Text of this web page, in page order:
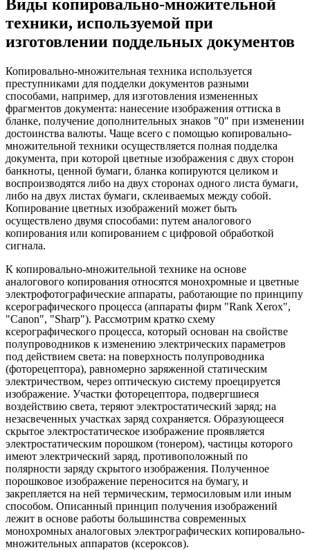
Виды копировально-множительной
техники, используемой при
изготовлении поддельных документов
Копировально-множительная техника используется
преступниками для подделки документов разными
способами, например, для изготовления измененных
фрагментов документа: нанесение изображения оттиска в
бланке, получение дополнительных знаков "0" при изменении
достоинства валюты. Чаще всего с помощью копировально-
множительной техники осуществляется полная подделка
документа, при которой цветные изображения с двух сторон
банкноты, ценной бумаги, бланка копируются целиком и
воспроизводятся либо на двух сторонах одного листа бумаги,
либо на двух листах бумаги, склеиваемых между собой.
Копирование цветных изображений может быть
осуществлено двумя способами: путем аналогового
копирования или копированием с цифровой обработкой
сигнала.
К копировально-множительной технике на основе
аналогового копирования относятся монохромные и цветные
электрофотографические аппараты, работающие по принципу
ксерографического процесса (аппараты фирм "Rank Xerox",
"Canon", "Sharp"). Рассмотрим кратко схему
ксерографического процесса, который основан на свойстве
полупроводников к изменению электрических параметров
под действием света: на поверхность полупроводника
(фоторецептора), равномерно заряженной статическим
электричеством, через оптическую систему проецируется
изображение. Участки фоторецептора, подвергшиеся
воздействию света, теряют электростатический заряд; на
незасвеченных участках заряд сохраняется. Образующееся
скрытое электростатическое изображение проявляется
электростатическим порошком (тонером), частицы которого
имеют электрический заряд, противоположный по
полярности заряду скрытого изображения. Полученное
порошковое изображение переносится на бумагу, и
закрепляется на ней термическим, термосиловым или иным
способом. Описанный принцип получения изображений
лежит в основе работы большинства современных
монохромных аналоговых электрографических копировально-
множительных аппаратов (ксероксов).